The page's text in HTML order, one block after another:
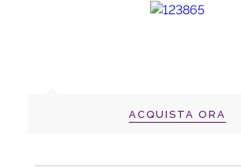
ACQUISTA ORA